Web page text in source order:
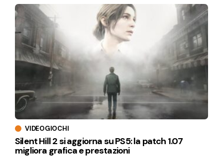
VIDEOGIOCHI
Silent Hill 2 si aggiorna su PS5: la patch 1.07
migliora grafica e prestazioni